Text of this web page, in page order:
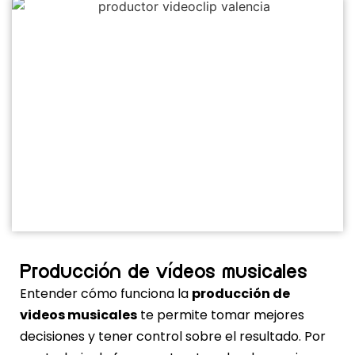
Producción de vídeos musicales
Entender cómo funciona la producción de
videos musicales te permite tomar mejores
decisiones y tener control sobre el resultado. Por